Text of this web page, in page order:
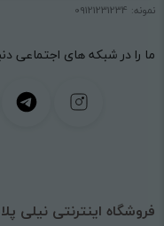
نمونه: 09121231234
ما را در شبکه های اجتماعی
فروشگاه اینترنتی نیلی